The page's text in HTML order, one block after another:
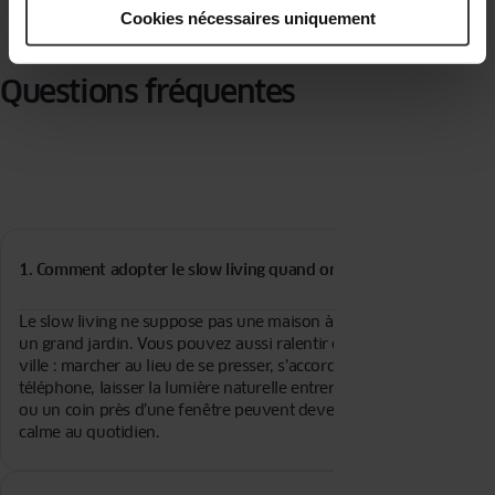
Cookies nécessaires uniquement
Questions fréquentes
1. Comment adopter le slow living quand on vit en ville ?
Le slow livingne suppose pas une maison à la campagne avec
un grand jardin. Vous pouvez aussi ralentir et vous détendre en
ville : marcher au lieu de se presser, s’accorder un moment sans
téléphone, laisser la lumière naturelle entrer. Même un balcon
ou un coin près d’une fenêtre peuvent devenir une zone de
calme au quotidien.